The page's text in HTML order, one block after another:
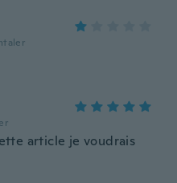
article je voudrais